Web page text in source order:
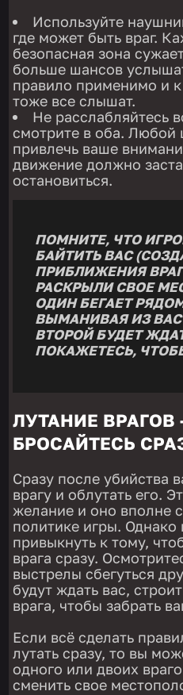
Используйте
где может быть враг.
безопасная зона
больше шансов
правило применимо и
тоже все слышат.
Не расслабляйтесь
смотрите в оба.
привлечь ваше
движение должно
остановиться.
ПОМНИТЕ, ЧТО
БАЙТИТЬ ВАС
ПРИБЛИЖЕНИЯ
РАСКРЫЛИ СВОЕ
ОДИН БЕГАЕТ
ВЫМАНИВАЯ ИЗ
ВТОРОЙ БУДЕТ
ПОКАЖЕТЕСЬ,
ЛУТАНИЕ ВРАГОВ
БРОСАЙТЕСЬ
Сразу после убийства
врагу и облутать его.
желание и оно вполне
политике игры. Однако
привыкнуть к тому,
врага сразу.
выстрелы сбегуться
будут ждать вас,
врага, чтобы забрать
Если всё сделать
лутать сразу, то вы
одного или двоих
сменить свое